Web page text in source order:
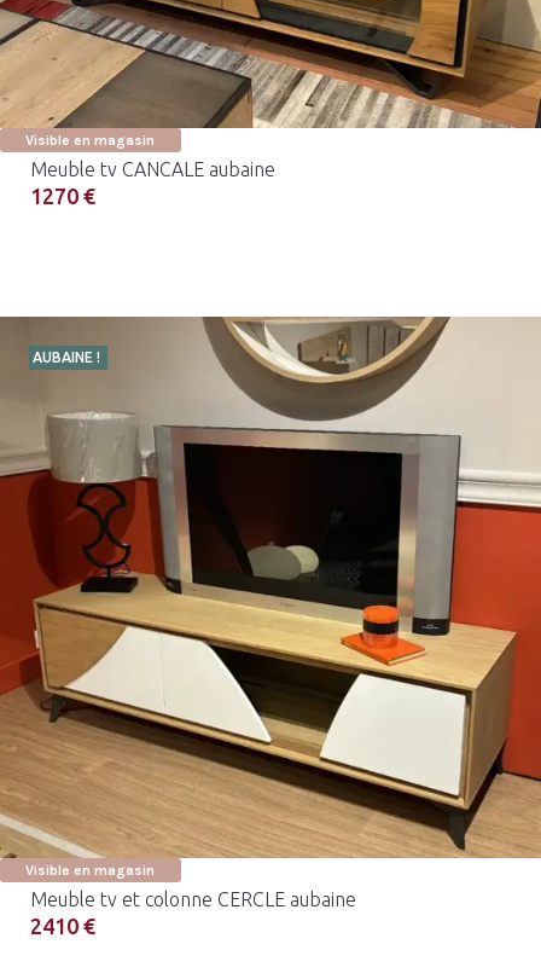
Visible en magasin
Meuble tv CANCALE aubaine
1270 €
AUBAINE !
Visible en magasin
Meuble tv et colonne CERCLE aubaine
2410 €